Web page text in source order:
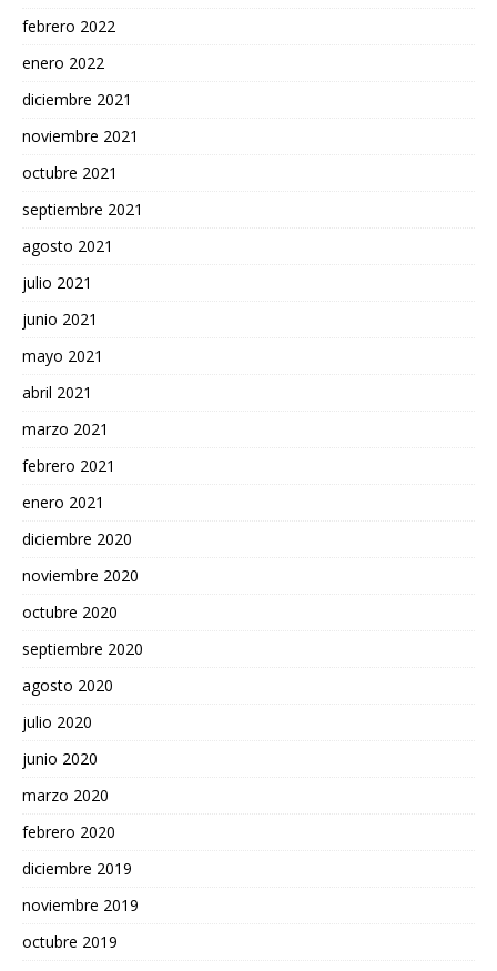
febrero 2022
enero 2022
diciembre 2021
noviembre 2021
octubre 2021
septiembre 2021
agosto 2021
julio 2021
junio 2021
mayo 2021
abril 2021
marzo 2021
febrero 2021
enero 2021
diciembre 2020
noviembre 2020
octubre 2020
septiembre 2020
agosto 2020
julio 2020
junio 2020
marzo 2020
febrero 2020
diciembre 2019
noviembre 2019
octubre 2019